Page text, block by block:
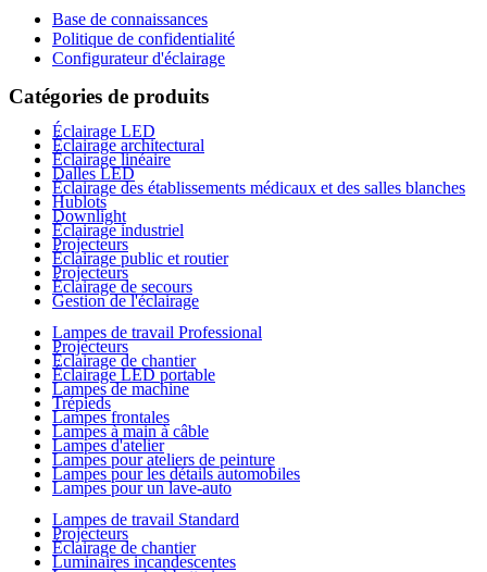
Base de connaissances
Politique de confidentialité
Configurateur d'éclairage
Catégories de produits
Éclairage LED
Éclairage architectural
Éclairage linéaire
Dalles LED
Éclairage des établissements médicaux et des salles blanches
Hublots
Downlight
Éclairage industriel
Projecteurs
Éclairage public et routier
Projecteurs
Éclairage de secours
Gestion de l'éclairage
Lampes de travail Professional
Projecteurs
Éclairage de chantier
Éclairage LED portable
Lampes de machine
Trépieds
Lampes frontales
Lampes à main à câble
Lampes d'atelier
Lampes pour ateliers de peinture
Lampes pour les détails automobiles
Lampes pour un lave-auto
Lampes de travail Standard
Projecteurs
Éclairage de chantier
Luminaires incandescentes